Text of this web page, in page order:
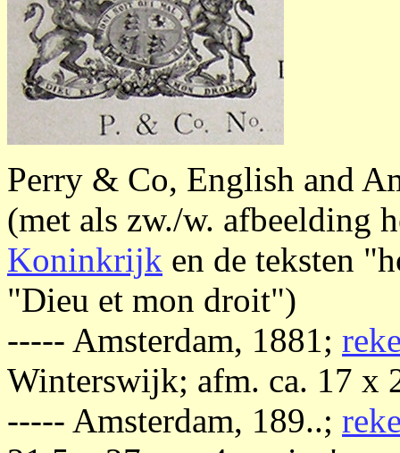
Perry & Co, English and
(met als zw./w. afbeelding
Koninkrijk en de teksten
"Dieu et mon droit")
----- Amsterdam, 1881;
Winterswijk; afm. ca. 17 x
----- Amsterdam, 189..;